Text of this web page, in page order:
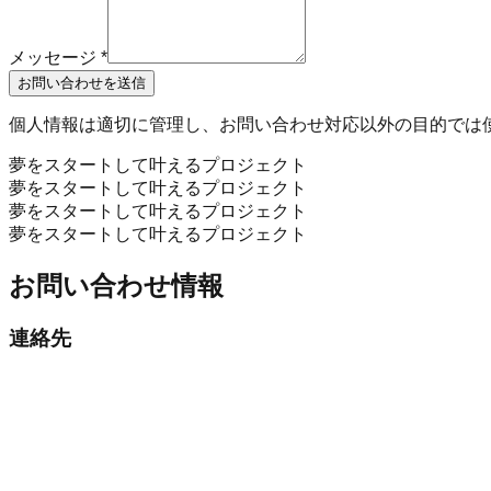
メッセージ *
お問い合わせを送信
個人情報は適切に管理し、お問い合わせ対応以外の目的では
夢をスタートして叶えるプロジェクト
夢をスタートして叶えるプロジェクト
夢をスタートして叶えるプロジェクト
夢をスタートして叶えるプロジェクト
お問い合わせ情報
連絡先